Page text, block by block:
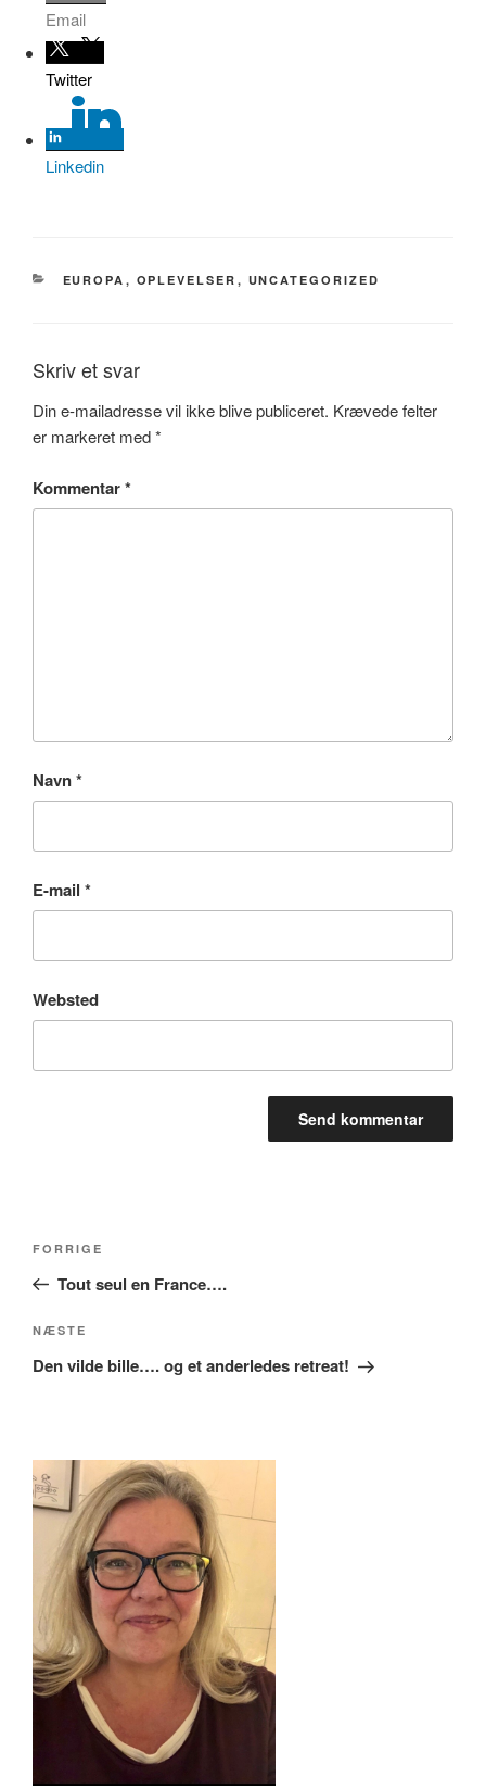
Email
Twitter
Linkedin
KATEGORIER
EUROPA , OPLEVELSER , UNCATEGORIZED
Skriv et svar
Din e-mailadresse vil ikke blive publiceret. Krævede felter
er markeret med*
Kommentar*
Navn*
E-mail *
Websted
Forrige
indlæg
FORRIGE
Tout seul en France….
Næste
indlæg
NÆSTE
Den vilde bille…. og et anderledes retreat!